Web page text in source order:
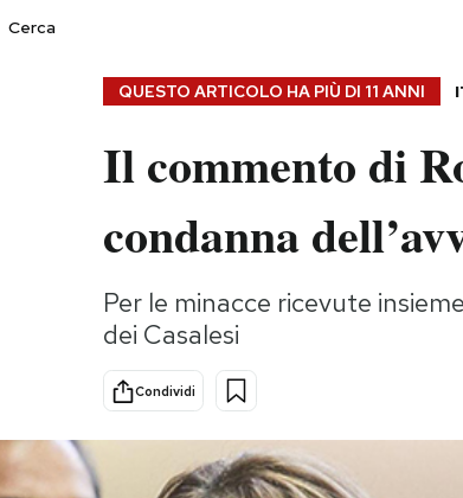
Storie/Idee
Ok Boomer!
Altrecose
Mondiali calcio 2026
QUESTO ARTICOLO HA PIÙ DI 11 ANNI
Il commento di
condanna
Per le minacce ricevute
dei Casalesi
Condividi